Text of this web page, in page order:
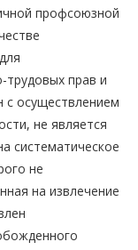
профсоюзной
трудовых прав и
с осуществлением
не является
систематическое
не
на извлечение